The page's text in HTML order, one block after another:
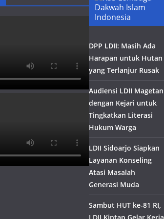
Dakwah Islam
Indonesia
DPP LDII: Masih Ada
Harapan untuk Hutan
yang Terlanjur Rusak
Audiensi LDII Magetan
dengan Kejari untuk
Tingkatkan Literasi
Hukum Warga
LDII Sidoarjo Siapkan
Layanan Konseling
Atasi Masalah
Generasi Muda
Sambut HUT ke-81 RI,